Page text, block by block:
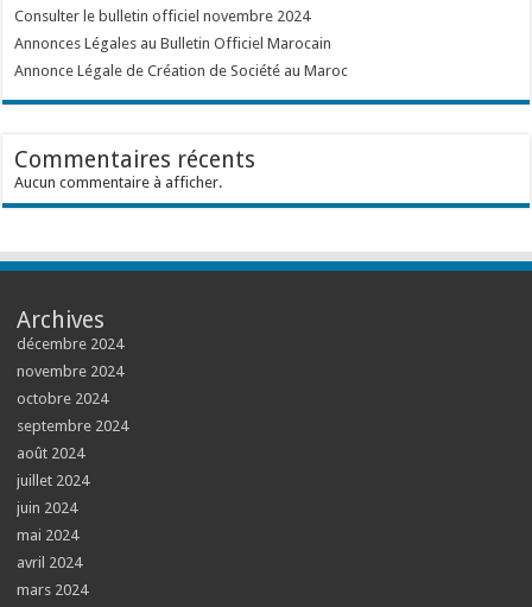
Consulter le bulletin officiel novembre 2024
Annonces Légales au Bulletin Officiel Marocain
Annonce Légale de Création de Société au Maroc
Commentaires récents
Aucun commentaire à afficher.
Archives
décembre 2024
novembre 2024
octobre 2024
septembre 2024
août 2024
juillet 2024
juin 2024
mai 2024
avril 2024
mars 2024